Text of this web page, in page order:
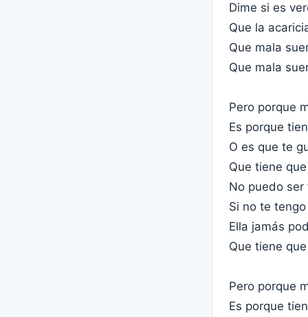
Dime si es
Que la
Que mala
Que mala
Pero porque
Es porque
O es que te
Que tiene
No puedo ser
Si no te
Ella jamás
Que tiene
Pero porque
Es porque